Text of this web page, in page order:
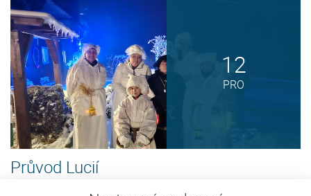
12
PRO
Průvod Lucií
Nadační fond Karla Klostermanna Vás